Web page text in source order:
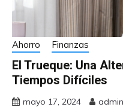
Ahorro Finanzas
El Trueque: Una
Tiempos Difíciles
mayo 17, 2024 admin